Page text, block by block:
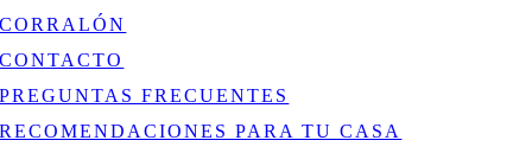
CORRALÓN
CONTACTO
PREGUNTAS FRECUENTES
RECOMENDACIONES PARA TU CASA